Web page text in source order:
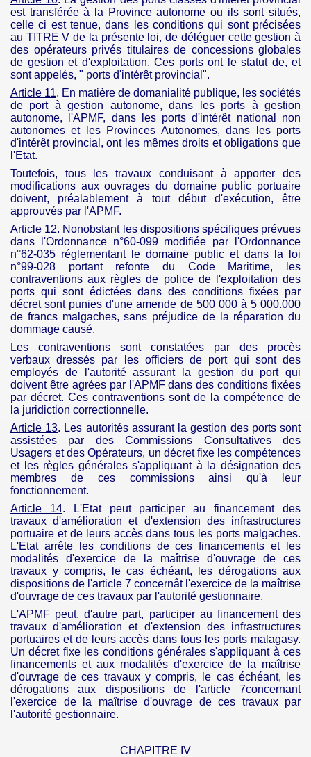
est transférée à la Province autonome ou ils sont situés,
celle ci est tenue, dans les conditions qui sont précisées
au TITRE V de la présente loi, de déléguer cette gestion à
des opérateurs privés titulaires de concessions globales
de gestion et d'exploitation. Ces ports ont le statut de, et
sont appelés, " ports d'intérêt provincial".
Article 11. En matière de domanialité publique, les sociétés
de port à gestion autonome, dans les ports à gestion
autonome, l'APMF, dans les ports d'intérêt national non
autonomes et les Provinces Autonomes, dans les ports
d'intérêt provincial, ont les mêmes droits et obligations que
l'Etat.
Toutefois, tous les travaux conduisant à apporter des
modifications aux ouvrages du domaine public portuaire
doivent, préalablement à tout début d'exécution, être
approuvés par l'APMF.
Article 12. Nonobstant les dispositions spécifiques prévues
dans l'Ordonnance n°60-099 modifiée par l'Ordonnance
n°62-035 réglementant le domaine public et dans la loi
n°99-028 portant refonte du Code Maritime, les
contraventions aux règles de police de l'exploitation des
ports qui sont édictées dans des conditions fixées par
décret sont punies d'une amende de 500 000 à 5 000.000
de francs malgaches, sans préjudice de la réparation du
dommage causé.
Les contraventions sont constatées par des procès
verbaux dressés par les officiers de port qui sont des
employés de l'autorité assurant la gestion du port qui
doivent être agrées par l'APMFdans des conditions fixées
par décret. Ces contraventions sont de la compétence de
la juridiction correctionnelle.
Article 13. Les autorités assurant la gestion des ports sont
assistées par des Commissions Consultatives des
Usagers et des Opérateurs, un décret fixe les compétences
et les règles générales s'appliquant à la désignation des
membres de ces commissions ainsi qu'à leur
fonctionnement.
Article 14. L'Etatpeut participer au financement des
travaux d'amélioration et d'extension des infrastructures
portuaire et de leurs accès dans tous les ports malgaches.
L'Etatarrête les conditions de ces financements et les
modalités d'exercice de la maîtrise d'ouvrage de ces
travaux y compris, le cas échéant, les dérogations aux
dispositions de l'article 7 concernât l'exercice de la maîtrise
d'ouvrage de ces travaux par l'autorité gestionnaire.
L'APMF peut, d'autre part, participer au financement des
travaux d'amélioration et d'extension des infrastructures
portuaires et de leurs accès dans tous les ports malagasy.
Un décret fixe les conditions générales s'appliquant à ces
financements et aux modalités d'exercice de la maîtrise
d'ouvrage de ces travaux y compris, le cas échéant, les
dérogations aux dispositions de l'article 7concernant
l'exercice de la maîtrise d'ouvrage de ces travaux par
l'autorité gestionnaire.
CHAPITRE IV